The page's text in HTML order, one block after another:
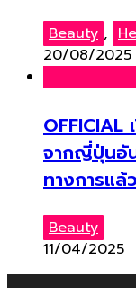
Beauty ,
20/08/2025
OFFICIAL
จากญี่ปุ่นอั
ทางการแล้
Beauty
11/04/2025